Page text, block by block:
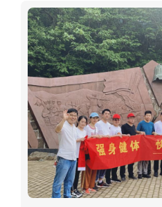
entrega." O BESS em contêiner é
contêiner de transporte ISO
modulares de baterias, um
Bateria (BMS), sistemas de
gerenciamento térmico,
hardware de monitoramento em
transportável. Esse design "plug-
drasticamente a complexidade
construção no local. Tecnologia
de Alta Tensão No coração do
de alta tensão proprietária de
projetada para atender às
mais exigentes. Cada módulo de